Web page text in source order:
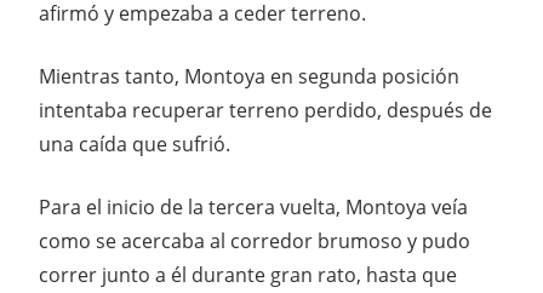
afirmó y empezaba a ceder terreno.
Mientras tanto, Montoya en segunda posición
intentaba recuperar terreno perdido, después de
una caída que sufrió.
Para el inicio de la tercera vuelta, Montoya veía
como se acercaba al corredor brumoso y pudo
correr junto a él durante gran rato, hasta que